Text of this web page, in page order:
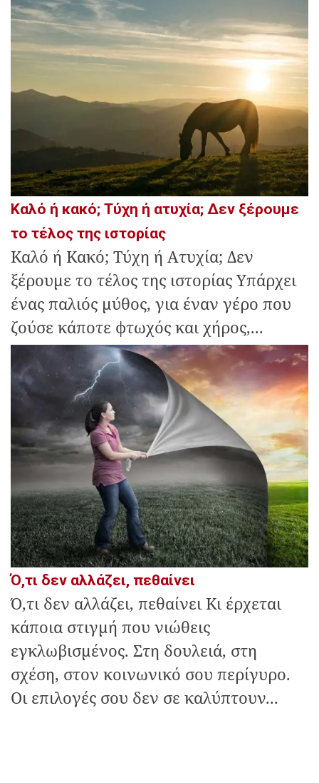
Καλό ή κακό; Τύχη ή ατυχία; Δεν ξέρουμε
το τέλος της ιστορίας
Καλό ή Κακό; Τύχη ή Ατυχία; Δεν
ξέρουμε το τέλος της ιστορίας Υπάρχει
ένας παλιός μύθος, για έναν γέρο που
ζούσε κάποτε φτωχός και χήρος,...
Ό,τι δεν αλλάζει, πεθαίνει
Ό,τι δεν αλλάζει, πεθαίνει Κι έρχεται
κάποια στιγμή που νιώθεις
εγκλωβισμένος. Στη δουλειά, στη
σχέση, στον κοινωνικό σου περίγυρο.
Οι επιλογές σου δεν σε καλύπτουν...